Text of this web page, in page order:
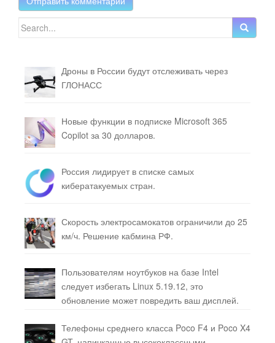
Search for:
Дроны в России будут отслеживать через
ГЛОНАСС
Новые функции в подписке Microsoft 365
Copilot за 30 долларов.
Россия лидирует в списке самых
кибератакуемых стран.
Скорость электросамокатов ограничили до 25
км/ч. Решение кабмина РФ.
Пользователям ноутбуков на базе Intel
следует избегать Linux 5.19.12, это
обновление может повредить ваш дисплей.
Телефоны среднего класса Poco F4 и Poco X4